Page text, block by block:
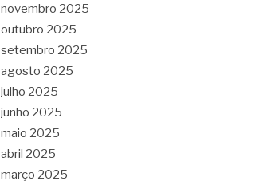
novembro 2025
outubro 2025
setembro 2025
agosto 2025
julho 2025
junho 2025
maio 2025
abril 2025
março 2025